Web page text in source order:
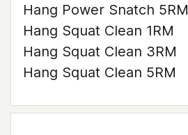
Hang Power Snatch 5RM
Hang Squat Clean 1RM
Hang Squat Clean 3RM
Hang Squat Clean 5RM